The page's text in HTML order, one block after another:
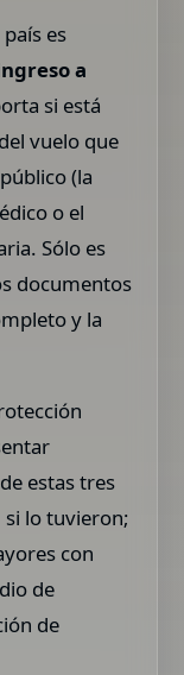
es
a
si está
vuelo que
(la
o el
Sólo es
documentos
y la
estas tres
lo tuvieron;
con
de
de